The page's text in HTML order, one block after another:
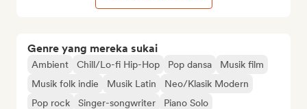
Genre yang mereka sukai
Ambient Chill/Lo-fi Hip-Hop Pop dansa
Musik film
Musik folk indie
Musik Latin
Neo/Klasik Modern
Pop rock
Singer-songwriter Piano Solo